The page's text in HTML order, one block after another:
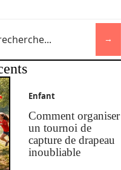
Enfant
Comment organiser
un tournoi de
capture de drapeau
inoubliable